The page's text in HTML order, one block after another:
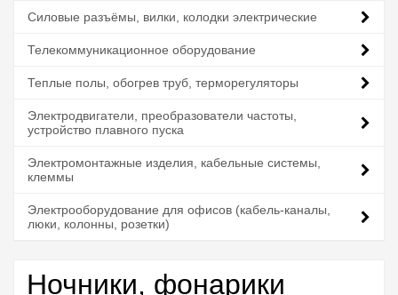
Силовые разъёмы, вилки, колодки электрические
Телекоммуникационное оборудование
Теплые полы, обогрев труб, терморегуляторы
Электродвигатели, преобразователи частоты,
устройство плавного пуска
Электромонтажные изделия, кабельные системы,
клеммы
Электрооборудование для офисов (кабель-каналы,
люки, колонны, розетки)
Ночники, фонарики